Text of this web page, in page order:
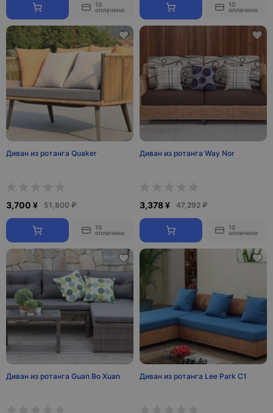
10
оплачено
10
оплачено
Диван из ротанга Quaker
3,700 ¥ 51,800 ₽
10
оплачено
Диван из ротанга Way Nor
3,378 ¥ 47,292 ₽
10
оплачено
Диван из ротанга Guan Bo Xuan Диван из ротанга Lee Park C1